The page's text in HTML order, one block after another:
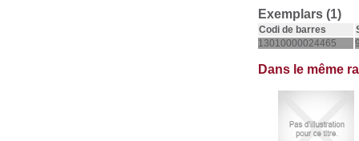
Exemplars (1)
Codi de barres
13010000024465
Dans le même